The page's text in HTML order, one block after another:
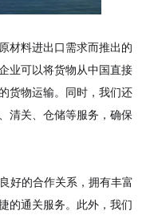
材料进出口需求而推出的
业可以将货物从中国直接
货物运输。同时，我们还
清关、仓储等服务，确保
好的合作关系，拥有丰富
的通关服务。此外，我们